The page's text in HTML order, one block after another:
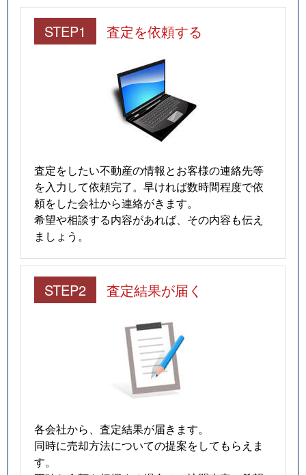
STEP1 査定を依頼する
査定をしたい不動産の情報とお客様の連絡先等
を入力して依頼完了。早ければ数時間程度で依
頼をした会社から連絡がきます。
希望や相談する内容があれば、その内容も伝え
ましょう。
STEP2 査定結果が届く
各会社から、査定結果が届きます。
同時に売却方法についての提案をしてもらえま
す。